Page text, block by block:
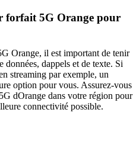
forfait 5G Orange pour
Orange, il est important de tenir
données, dappels et de texte. Si
streaming par exemple, un
option pour vous. Assurez-vous
dOrange dans votre région pour
connectivité possible.